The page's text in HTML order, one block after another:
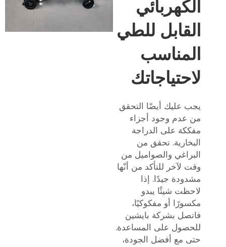
الكهربائي
القابل للطي
المناسب
لاحتياجاتك
يجب عليك أيضًا التحقق
من عدم وجود أجزاء
مفككة على الدراجة
البخارية. تحقق من
البراغي والصواميل من
وقت لآخر للتأكد من أنّها
مشدودة جيدًا. إذا
لاحظت شيئًا يبدو
مكسورًا أو مفكوكيًا،
فاتصل بشركة بايشين
للحصول على المساعدة.
حتى مع أفضل الجودة،